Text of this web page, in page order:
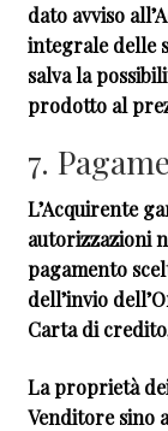
dato avviso
integrale delle
salva la
prodotto al
7.
L’Acquirente
autorizzazioni
pagamento
dell’invio
Carta di
La proprietà
Venditore sino